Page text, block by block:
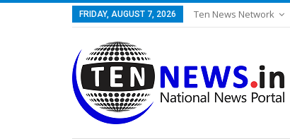
FRIDAY, AUGUST 7, 2026 Ten News Network